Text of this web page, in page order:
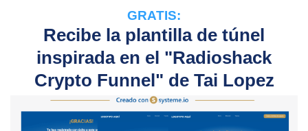
GRATIS:
Recibe la plantilla de túnel
inspirada en el "Radioshack
Crypto Funnel" de Tai Lopez